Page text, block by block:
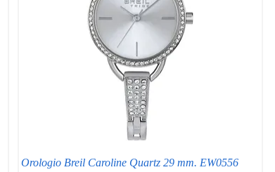
Orologio Breil Caroline Quartz 29 mm. EW0556